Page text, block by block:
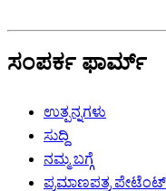
ಸಂಪರ್ಕ ಫಾರ್ಮ್
ಉತ್ಪನ್ನಗಳು
ಸುದ್ದಿ
ನಮ್ಮ ಬಗ್ಗೆ
ಪ್ರಮಾಣಪತ್ರ ಪೇಟೆಂಟ್